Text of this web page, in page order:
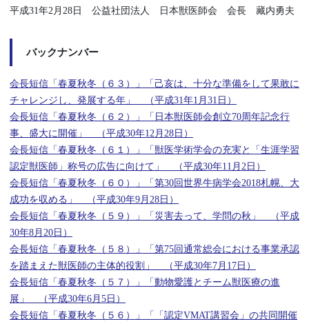
バックナンバー
会長短信「春夏秋冬（６３）」「己亥は、十分な準備をして果敢に
チャレンジし、発展する年」 （平成31年1月31日）
会長短信「春夏秋冬（６２）」「日本獣医師会創立70周年記念行
事、盛大に開催」 （平成30年12月28日）
会長短信「春夏秋冬（６１）」「獣医学術学会の充実と「生涯学習
認定獣医師」称号の広告に向けて」 （平成30年11月2日）
会長短信「春夏秋冬（６０）」「第30回世界牛病学会2018札幌、大
成功を収める」 （平成30年9月28日）
会長短信「春夏秋冬（５９）」「災害去って、学問の秋」 （平成
30年8月20日）
会長短信「春夏秋冬（５８）」「第75回通常総会における事業承認
を踏まえた獣医師の主体的役割」 （平成30年7月17日）
会長短信「春夏秋冬（５７）」「動物愛護とチーム獣医療の進
展」 （平成30年6月5日）
会長短信「春夏秋冬（５６）」「「認定VMAT講習会」の共同開催